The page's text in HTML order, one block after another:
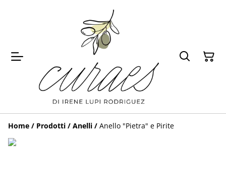
Home / Prodotti / Anelli / Anello "Pietra" e Pirite